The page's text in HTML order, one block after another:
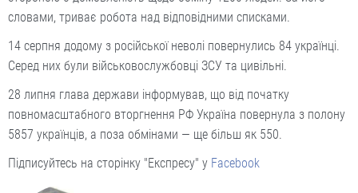
словами, триває робота над відповідними списками.
14 серпня додому з російської неволі повернулись 84 українці.
Серед них були військовослужбовці ЗСУ та цивільні.
28 липня глава держави інформував, що від початку
повномасштабного вторгнення РФ Україна повернула з полону
5857 українців, а поза обмінами — ще більш як 550.
Підписуйтесь на сторінку "Експресу" у Facebook